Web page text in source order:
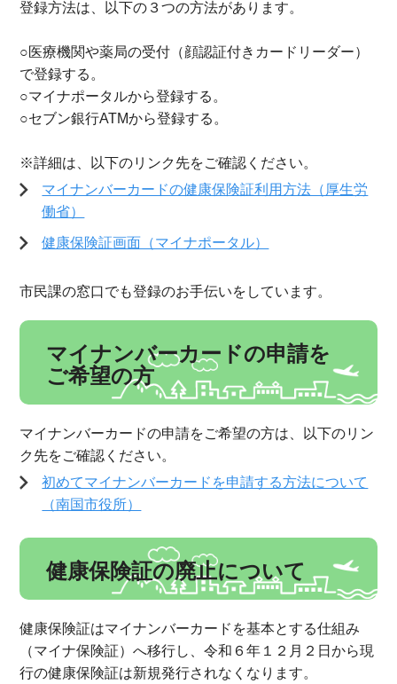
登録方法は、以下の３つの方法があります。
○医療機関や薬局の受付（顔認証付きカードリーダー）
で登録する。
○マイナポータルから登録する。
○セブン銀行ATMから登録する。
※詳細は、以下のリンク先をご確認ください。
マイナンバーカードの健康保険証利用方法（厚生労
働省）
健康保険証画面（マイナポータル）
市民課の窓口でも登録のお手伝いをしています。
マイナンバーカードの申請を
ご希望の方
マイナンバーカードの申請をご希望の方は、以下のリン
ク先をご確認ください。
初めてマイナンバーカードを申請する方法について
（南国市役所）
健康保険証の廃止について
健康保険証はマイナンバーカードを基本とする仕組み
（マイナ保険証）へ移行し、令和６年１２月２日から現
行の健康保険証は新規発行されなくなります。